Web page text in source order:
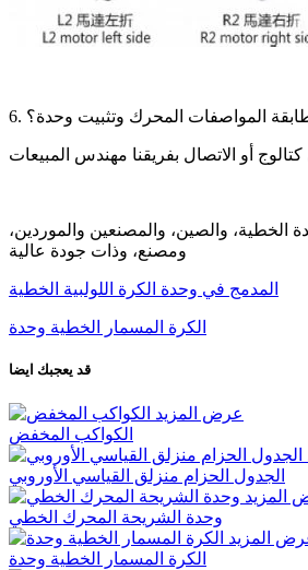
المواصفات المحرك وتثبيت وحدة؟
أو الاتصال بفريقنا مهندس المبيعات
الخطية، والصين، والمصنعين والموردين،
ومصنع، وذات جودة عالية
المدمج في وحدة الكرة اللولبية الخطية
الكرة المسمار الخطية وحدة
قد يعجبك ايضا
عرض المزيد
الكواكب المخفض
الجدول الحزام منزلق القياسي الأوروبي
المزيد
وحدة الشريحة المحرك الخطي
المزيد
الكرة المسمار الخطية وحدة